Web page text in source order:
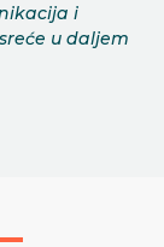
i
u daljem